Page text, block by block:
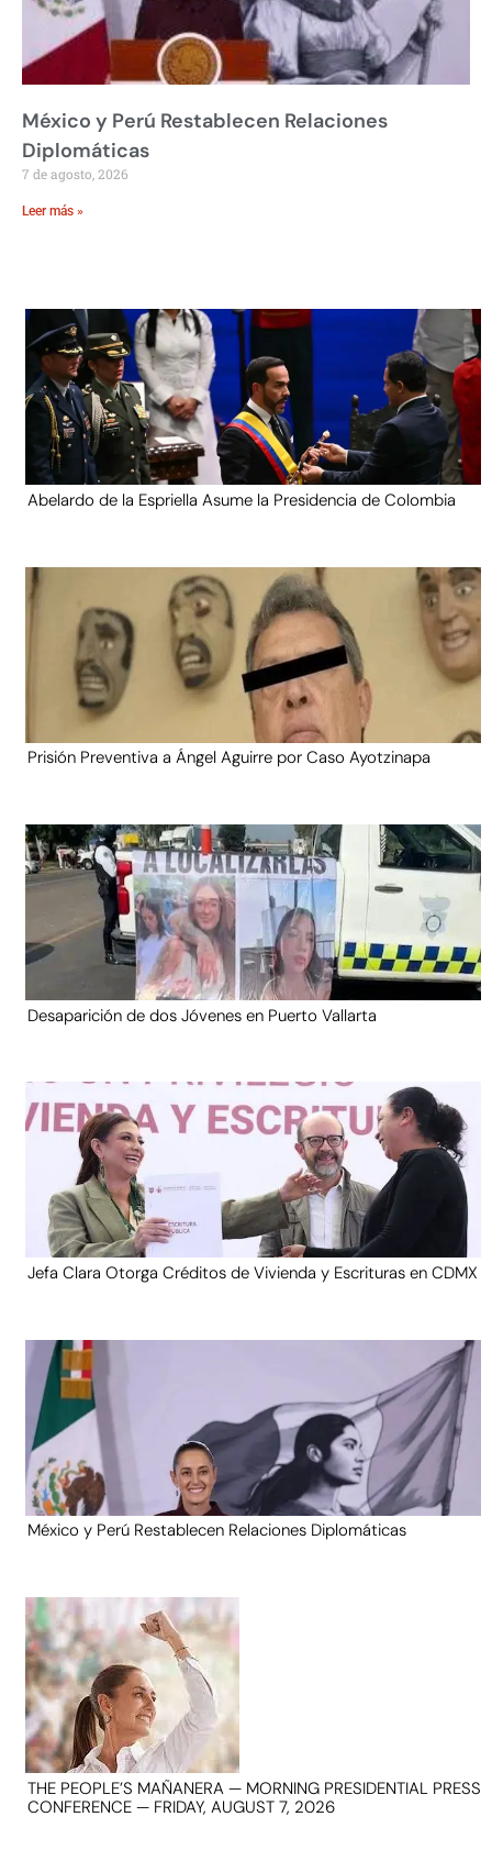
México y Perú Restablecen Relaciones
Diplomáticas
7 de agosto, 2026
Leer más »
Abelardo de la Espriella Asume la Presidencia de Colombia
Prisión Preventiva a Ángel Aguirre por Caso Ayotzinapa
Desaparición de dos Jóvenes en Puerto Vallarta
Jefa Clara Otorga Créditos de Vivienda y Escrituras en CDMX
México y Perú Restablecen Relaciones Diplomáticas
THE PEOPLE’S MAÑANERA — MORNING PRESIDENTIAL PRESS
CONFERENCE — FRIDAY, AUGUST 7, 2026